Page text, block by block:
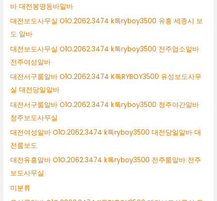
바 대전봉명동바알바
대전보도사무실 O1O.2062.3474 k톡ryboy3500 유흥 세종시 보
도 알바
대전보도사무실 O1O.2062.3474 k톡ryboy3500 전주업소알바
전주여성알바
대전서구룸알바 O1O.2062.3474 K톡RYBOY3500 유성보도사무
실 대전당일알바
대전서구룸알바 O1O.2062.3474 k톡ryboy3500 청주야간알바
청주보도사무실
대전여성알바 O1O.2062.3474 k톡ryboy3500 대전당일알바 대
전룸보도
대전유흥알바 O1O.2062.3474 k톡ryboy3500 전주룸알바 전주
보도사무실
미분류